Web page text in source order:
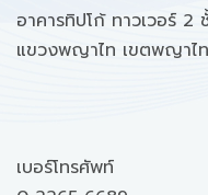
อาคารทิปโก้ ทาวเวอร์ 2
แขวงพญาไท เขตพญาไ
เบอร์โทรศัพท์